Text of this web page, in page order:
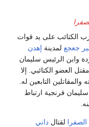
في حزب الكتائب على يد قوات
جعجع لمدينة إهدن
وابن الرئيس سليمان
العضو الكتائبي. إلا
التابعين له.
سليمان فرنجية ارتباط
الصفرا لقتال داني